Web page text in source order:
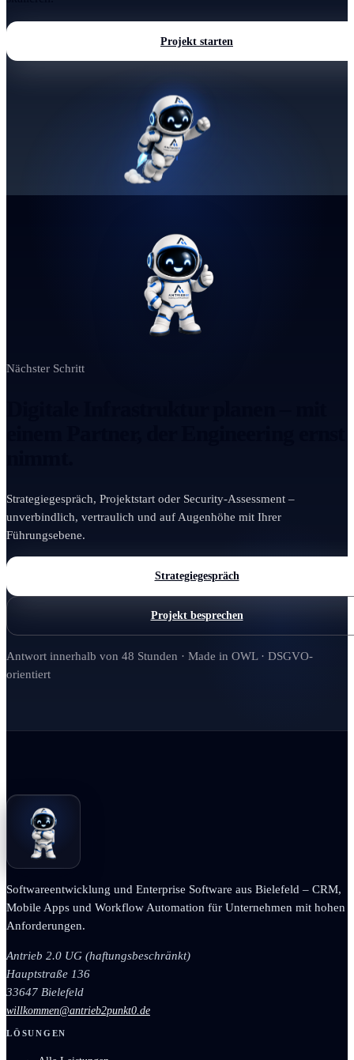
Projekt starten
Nächster Schritt
Strategiegespräch, Projektstart oder Security-Assessment –
unverbindlich, vertraulich und auf Augenhöhe mit Ihrer
Führungsebene.
Strategiegespräch
Projekt besprechen
Antwort innerhalb von 48 Stunden · Made in OWL · DSGVO-
orientiert
Softwareentwicklung und Enterprise Software aus Bielefeld – CRM,
Mobile Apps und Workflow Automation für Unternehmen mit hohen
Anforderungen.
Antrieb 2.0 UG (haftungsbeschränkt)
Hauptstraße 136
33647 Bielefeld
willkommen@antrieb2punkt0.de
LÖSUNGEN